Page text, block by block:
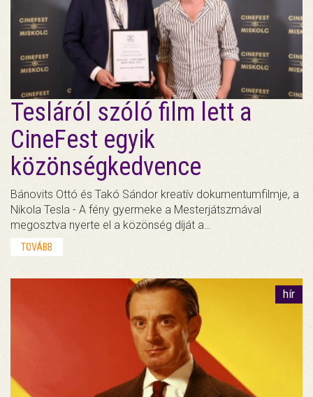
Tesláról szóló film lett a
CineFest egyik
közönségkedvence
Bánovits Ottó és Takó Sándor kreatív dokumentumfilmje, a
Nikola Tesla - A fény gyermeke a Mesterjátszmával
megosztva nyerte el a közönség díját a…
TOVÁBB
hír